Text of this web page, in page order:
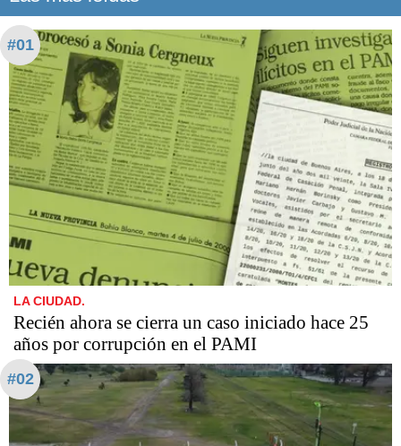
#01
LA CIUDAD.
Recién ahora se cierra un caso iniciado hace 25
años por corrupción en el PAMI
#02